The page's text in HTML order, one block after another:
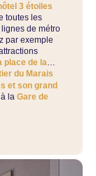
3 étoiles
toutes les
de métro
par exemple
place de la
du Marais
et son grand
à laGare de